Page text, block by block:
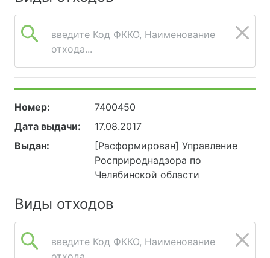
введите Код ФККО, Наименование
отхода...
Номер:
7400450
Дата выдачи:
17.08.2017
Выдан:
[Расформирован] Управление
Росприроднадзора по
Челябинской области
Виды отходов
введите Код ФККО, Наименование